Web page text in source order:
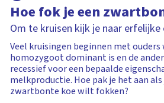
Hoe fok je een
Om te kruisen kijk je naar erfelijke
Veel kruisingen beginnen met ouders
homozygoot dominant is en de
recessief voor een bepaalde
melkproductie. Hoe pak je het aan
zwartbonte koe wilt fokken?